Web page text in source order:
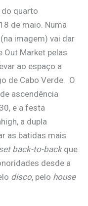
quarto
de maio. Numa
imagem) vai dar
Out Market pelas
ao espaço a
de Cabo Verde. O
ascendência
e a festa
a dupla
as batidas mais
back-to-backque
desde a
disco, pelo house